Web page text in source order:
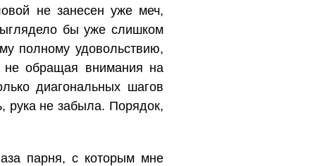
не занесен уже меч,
бы уже слишком
полному удовольствию,
не обращая внимания на
диагональных шагов
рука не забыла. Порядок,
парня, с которым мне